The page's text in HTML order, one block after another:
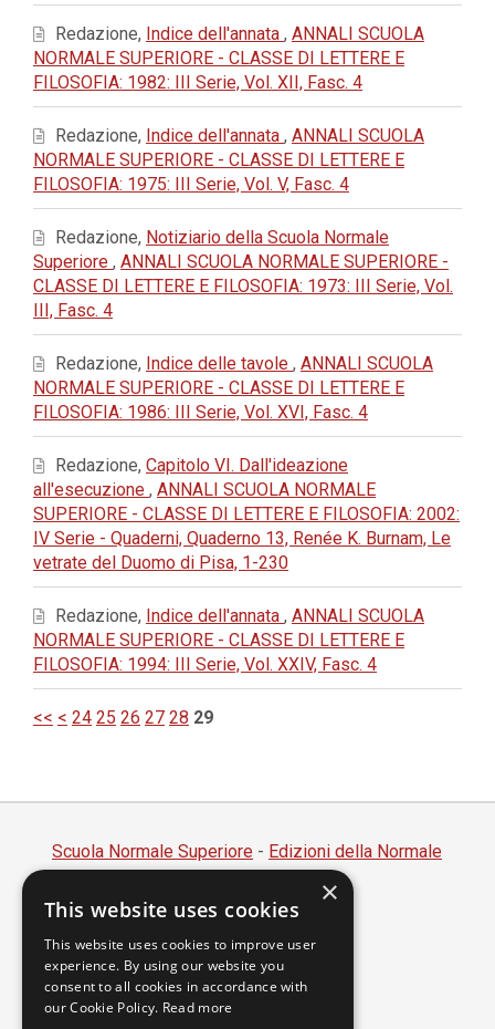
Redazione, Indice dell'annata , ANNALI SCUOLA
NORMALE SUPERIORE - CLASSE DI LETTERE E
FILOSOFIA: 1982: III Serie, Vol. XII, Fasc. 4
Redazione, Indice dell'annata , ANNALI SCUOLA
NORMALE SUPERIORE - CLASSE DI LETTERE E
FILOSOFIA: 1975: III Serie, Vol. V, Fasc. 4
Redazione, Notiziario della Scuola Normale
Superiore , ANNALI SCUOLA NORMALE SUPERIORE -
CLASSE DI LETTERE E FILOSOFIA: 1973: III Serie, Vol.
III, Fasc. 4
Redazione, Indice delle tavole , ANNALI SCUOLA
NORMALE SUPERIORE - CLASSE DI LETTERE E
FILOSOFIA: 1986: III Serie, Vol. XVI, Fasc. 4
Redazione, Capitolo VI. Dall'ideazione
all'esecuzione , ANNALI SCUOLA NORMALE
SUPERIORE - CLASSE DI LETTERE E FILOSOFIA: 2002:
IV Serie - Quaderni, Quaderno 13, Renée K. Burnam, Le
vetrate del Duomo di Pisa, 1-230
Redazione, Indice dell'annata , ANNALI SCUOLA
NORMALE SUPERIORE - CLASSE DI LETTERE E
FILOSOFIA: 1994: III Serie, Vol. XXIV, Fasc. 4
<< < 24 25 26 27 28 29
Scuola Normale Superiore - Edizioni della Normale
Piazza dei Cavalieri, 7 - 56126 Pisa
Codice fiscale 80005050507
Partita IVA 00420000507
segreteria.annali@sns.it
Accessibilità
×
This website uses cookies
This website uses cookies to improve user
experience. By using our website you
consent to all cookies in accordance with
our Cookie Policy. Read more